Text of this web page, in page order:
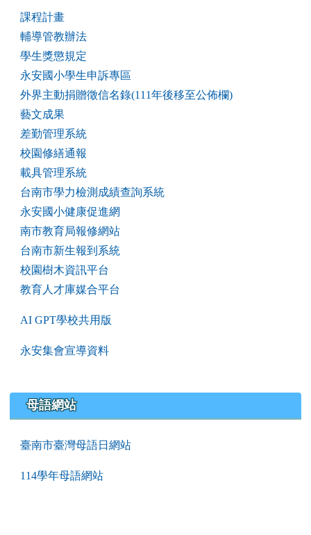
課程計畫
輔導管教辦法
學生獎懲規定
永安國小學生申訴專區
外界主動捐贈徵信名錄(111年後移至公佈欄)
藝文成果
差勤管理系統
校園修繕通報
載具管理系統
台南市學力檢測成績查詢系統
永安國小健康促進網
南市教育局報修網站
台南市新生報到系統
校園樹木資訊平台
教育人才庫媒合平台
AI GPT學校共用版
永安集會宣導資料
母語網站
臺南市臺灣母語日網站
114學年母語網站